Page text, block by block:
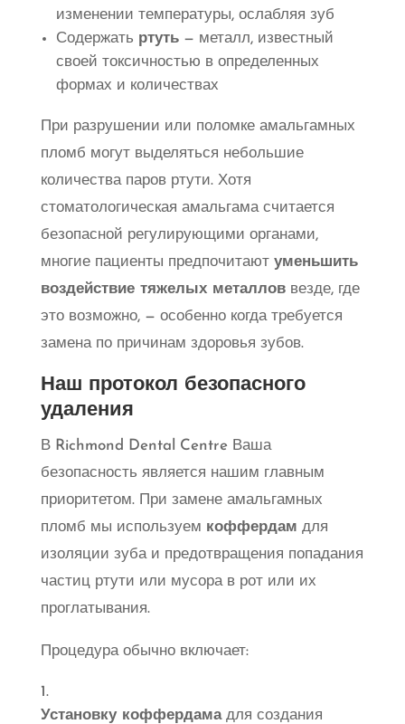
изменении температуры, ослабляя зуб
Содержать ртуть— металл, известный
своей токсичностью в определенных
формах и количествах
При разрушении или поломке амальгамных
пломб могут выделяться небольшие
количества паров ртути. Хотя
стоматологическая амальгама считается
безопасной регулирующими органами,
многие пациенты предпочитают уменьшить
воздействие тяжелых металловвезде, где
это возможно, — особенно когда требуется
замена по причинам здоровья зубов.
Наш протокол безопасного
удаления
В Richmond Dental Centre Ваша
безопасность является нашим главным
приоритетом. При замене амальгамных
пломб мы используем коффердам для
изоляции зуба и предотвращения попадания
частиц ртути или мусора в рот или их
проглатывания.
Процедура обычно включает:
Установку коффердамадля создания